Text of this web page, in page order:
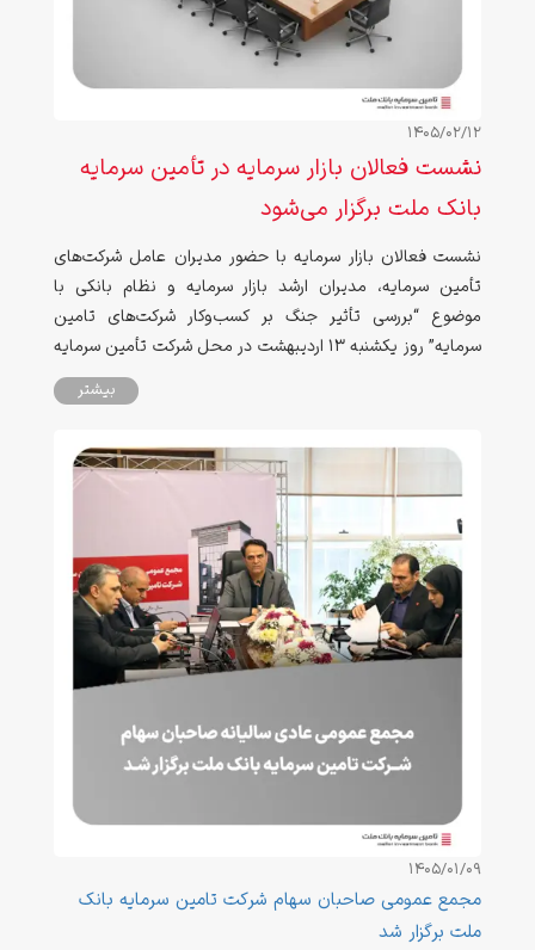
1405/02/12
نشست فعالان بازار سرمایه در تأمین سرمایه
بانک ملت برگزار می‌شود
نشست فعالان بازار سرمایه با حضور مدیران عامل شرکت‌های
تأمین سرمایه، مدیران ارشد بازار سرمایه و نظام بانکی با
موضوع “بررسی تأثیر جنگ بر کسب‌وکار شرکت‌های تامین
سرمایه” روز یکشنبه ۱۳ اردیبهشت در محل شرکت تأمین سرمایه
بیشتر
1405/01/09
مجمع عمومی صاحبان سهام شرکت تامین سرمایه بانک
ملت برگزار شد